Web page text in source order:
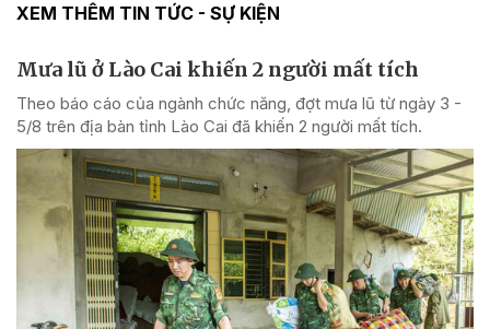
XEM THÊM TIN TỨC - SỰ KIỆN
Mưa lũ ở Lào Cai khiến 2 người mất tích
Theo báo cáo của ngành chức năng, đợt mưa lũ từ ngày 3 -
5/8 trên địa bàn tỉnh Lào Cai đã khiến 2 người mất tích.